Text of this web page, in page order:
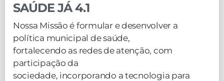
SAÚDE JÁ 4.1
Nossa Missão é formular e desenvolver a
política municipal de saúde,
fortalecendo as redes de atenção, com
participação da
sociedade, incorporando a tecnologia para